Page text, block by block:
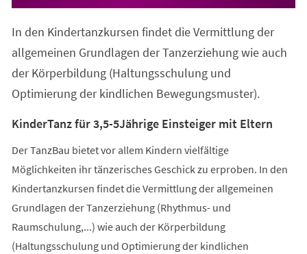
In den Kindertanzkursen findet die Vermittlung der
allgemeinen Grundlagen der Tanzerziehung wie auch
der Körperbildung (Haltungsschulung und
Optimierung der kindlichen Bewegungsmuster).
KinderTanz für 3,5-5Jährige Einsteiger mit Eltern
Der TanzBau bietet vor allem Kindern vielfältige
Möglichkeiten ihr tänzerisches Geschick zu erproben. In den
Kindertanzkursen findet die Vermittlung der allgemeinen
Grundlagen der Tanzerziehung (Rhythmus- und
Raumschulung,...) wie auch der Körperbildung
(Haltungsschulung und Optimierung der kindlichen